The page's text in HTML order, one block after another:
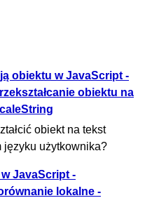
obiektu w JavaScript -
obiektu na
obiekt na tekst
języku użytkownika?
JavaScript -
lokalne -